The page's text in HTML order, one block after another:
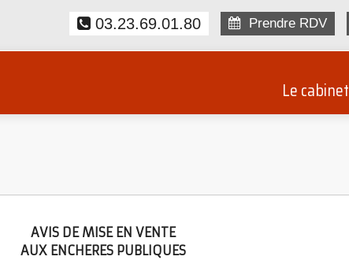
03.23.69.01.80 Prendre RDV
Le cabinet
AVIS DE MISE EN VENTE
AUX ENCHERES PUBLIQUES